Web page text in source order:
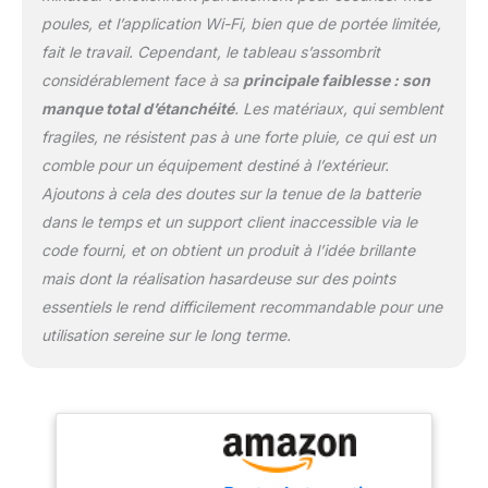
Intelligents : Profitez
d’une flexibilité totale
avec deux options
pratiques :Mode
Détection de Lumière :
ouverture au lever du
soleil et fermeture au
coucher, parfaitement
synchronisé avec le
cycle naturel.Mode
définissez précisément
les horaires
d’ouverture/fermeture via
l’application ou l’écran
en hiver.
Batterie
4000mAh & Double
Recharge Solaire/USB :
poules, et l’application Wi-Fi, bien que de portée limitée,
fait le travail. Cependant, le tableau s’assombrit
considérablement face à sa principale faiblesse : son
manque total d’étanchéité. Les matériaux, qui semblent
fragiles, ne résistent pas à une forte pluie, ce qui est un
comble pour un équipement destiné à l’extérieur.
Ajoutons à cela des doutes sur la tenue de la batterie
dans le temps et un support client inaccessible via le
code fourni, et on obtient un produit à l’idée brillante
mais dont la réalisation hasardeuse sur des points
essentiels le rend difficilement recommandable pour une
utilisation sereine sur le long terme.